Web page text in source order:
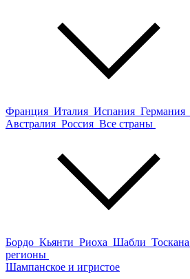
Франция Италия Испания Германия
Австралия Россия Все страны
Бордо Кьянти Риоха Шабли Тоскана
регионы
Шампанское и игристое